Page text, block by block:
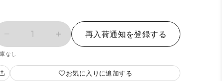
1 再入荷通知を登録する
なし
お気に入りに追加する